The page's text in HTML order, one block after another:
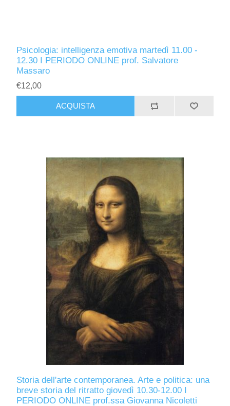
Psicologia: intelligenza emotiva martedì 11.00 -
12.30 I PERIODO ONLINE prof. Salvatore
Massaro
€12,00
ACQUISTA
Storia dell'arte contemporanea. Arte e politica: una
breve storia del ritratto giovedì 10.30-12.00 I
PERIODO ONLINE prof.ssa Giovanna Nicoletti